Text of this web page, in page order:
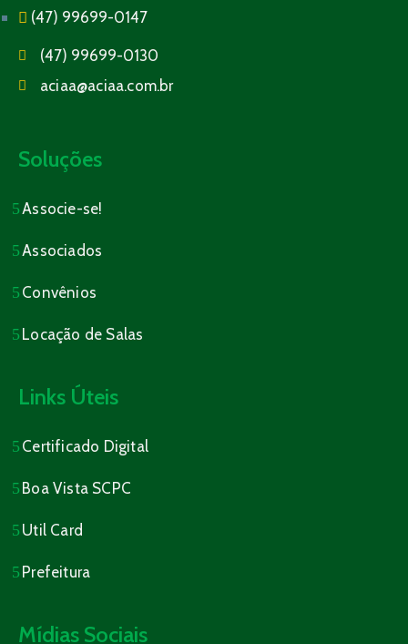
(47) 99699-0147
(47) 99699-0130
aciaa@aciaa.com.br
Soluções
Associe-se!
Associados
Convênios
Locação de Salas
Links Úteis
Certificado Digital
Boa Vista SCPC
Util Card
Prefeitura
Mídias Sociais